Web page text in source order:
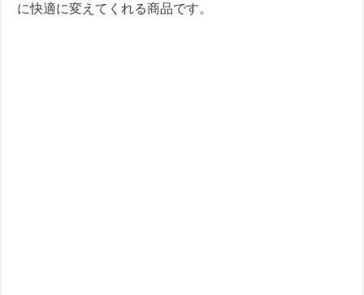
に快適に変えてくれる商品です。